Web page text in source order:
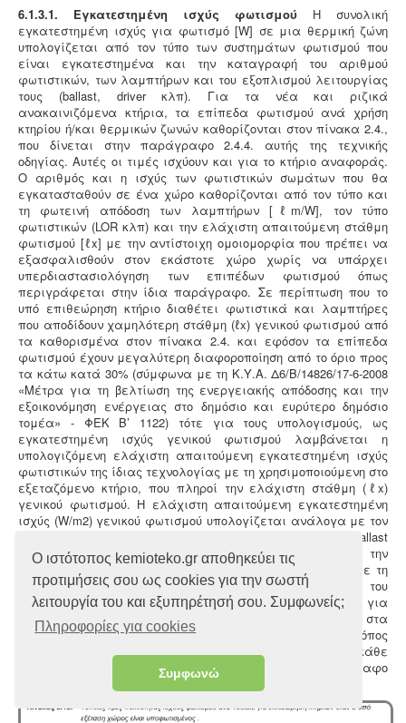
Ο ιστότοπος kemioteko.gr αποθηκεύει τις
προτιμήσεις σου ως cookies για την σωστή
λειτουργία του και εξυπηρέτησή σου. Συμφωνείς;
Πληροφορίες για cookies
Συμφωνώ
6.1.3.1. Εγκατεστημένη ισχύς φωτισμού Η συνολική
εγκατεστημένη ισχύς για φωτισμό [W] σε μια θερμική ζώνη
υπολογίζεται από τον τύπο των συστημάτων φωτισμού που
είναι εγκατεστημένα και την καταγραφή του αριθμού
φωτιστικών, των λαμπτήρων και του εξοπλισμού λειτουργίας
τους (ballast, driver κλπ). Για τα νέα και ριζικά
ανακαινιζόμενα κτήρια, τα επίπεδα φωτισμού ανά χρήση
κτηρίου ή/και θερμικών ζωνών καθορίζονται στον πίνακα 2.4.,
που δίνεται στην παράγραφο 2.4.4. αυτής της τεχνικής
οδηγίας. Αυτές οι τιμές ισχύουν και για το κτήριο αναφοράς.
Ο αριθμός και η ισχύς των φωτιστικών σωμάτων που θα
εγκατασταθούν σε ένα χώρο καθορίζονται από τον τύπο και
τη φωτεινή απόδοση των λαμπτήρων [ℓm/W], τον τύπο
φωτιστικών (LOR κλπ) και την ελάχιστη απαιτούμενη στάθμη
φωτισμού [ℓx] με την αντίστοιχη ομοιομορφία που πρέπει να
εξασφαλισθούν στον εκάστοτε χώρο χωρίς να υπάρχει
υπερδιαστασιολόγηση των επιπέδων φωτισμού όπως
περιγράφεται στην ίδια παράγραφο. Σε περίπτωση που το
υπό επιθεώρηση κτήριο διαθέτει φωτιστικά και λαμπτήρες
που αποδίδουν χαμηλότερη στάθμη (ℓx) γενικού φωτισμού από
τα καθορισμένα στον πίνακα 2.4. και εφόσον τα επίπεδα
φωτισμού έχουν μεγαλύτερη διαφοροποίηση από το όριο προς
τα κάτω κατά 30% (σύμφωνα με τη Κ.Υ.Α. Δ6/Β/14826/17-6-2008
«Μέτρα για τη βελτίωση της ενεργειακής απόδοσης και την
εξοικονόμηση ενέργειας στο δημόσιο και ευρύτερο δημόσιο
τομέα» - ΦΕΚ Β’ 1122) τότε για τους υπολογισμούς, ως
εγκατεστημένη ισχύς γενικού φωτισμού λαμβάνεται η
υπολογιζόμενη ελάχιστη απαιτούμενη εγκατεστημένη ισχύς
φωτιστικών της ίδιας τεχνολογίας με τη χρησιμοποιούμενη στο
εξεταζόμενο κτήριο, που πληροί την ελάχιστη στάθμη (ℓx)
γενικού φωτισμού. Η ελάχιστη απαιτούμενη εγκατεστημένη
ισχύς (W/m2) γενικού φωτισμού υπολογίζεται ανάλογα με τον
τύπο λαμπτήρων και του εξοπλισμού λειτουργίας (τύπος ballast
κλπ) που καταγράφονται στο υπό επιθεώρηση κτήριο, την
ελάχιστη απαιτούμενη στάθμη φωτισμού (lx) ανάλογα με τη
χρήση του χώρου (πίνακας 2.4.) και τις τυπικές τιμές του
συντελεστή μετατροπής (πυκνότητα ισχύος ανά 100lx), για
διάφορες τεχνολογίες φωτιστικών που εφαρμόζονται στα
ελληνικά κτήρια και δίνεται στον πίνακα 5.1α. Ο τρόπος
υπολογισμού του ορίου της εγκατεστημένης ισχύος για κάθε
κτίριο θα είναι ο ίδιος όπως περιγράφεται στην παράγραφο
2.4.4. αυτής της τεχνικής οδηγίας.